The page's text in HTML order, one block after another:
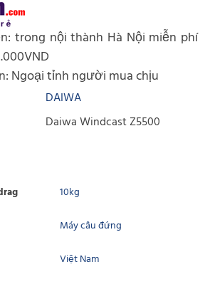
trong nội thành Hà Nội miễn phí
Ngoại tỉnh người mua chịu
DAIWA
Daiwa Windcast Z5500
10kg
Máy câu đứng
Việt Nam